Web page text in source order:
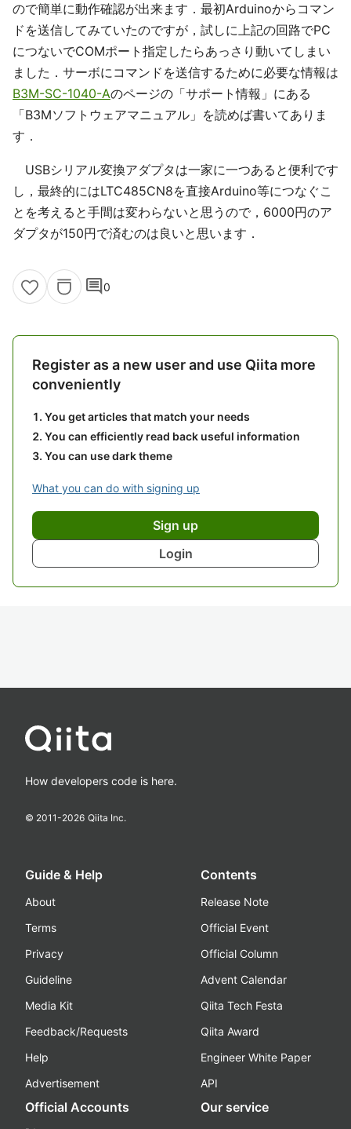
ので簡単に動作確認が出来ます．最初Arduinoからコマン
ドを送信してみていたのですが，試しに上記の回路でPC
につないでCOMポート指定したらあっさり動いてしまい
ました．サーボにコマンドを送信するために必要な情報は
B3M-SC-1040-Aのページの「サポート情報」にある
「B3Mソフトウェアマニュアル」を読めば書いてありま
す．
USBシリアル変換アダプタは一家に一つあると便利です
し，最終的にはLTC485CN8を直接Arduino等につなぐこ
とを考えると手間は変わらないと思うので，6000円のア
ダプタが150円で済むのは良いと思います．
comment0
Register as a new user and use Qiita more
conveniently
You get articles that match your needs
You can efficiently read back useful information
You can use dark theme
What you can do with signing up
Sign up
Login
How developers code is here.
© 2011-2026 Qiita Inc.
Guide & Help
About
Terms
Privacy
Guideline
Media Kit
Feedback/Requests
Help
Advertisement
Contents
Release Note
Official Event
Official Column
Advent Calendar
Qiita Tech Festa
Qiita Award
Engineer White Paper
API
Official Accounts Our service